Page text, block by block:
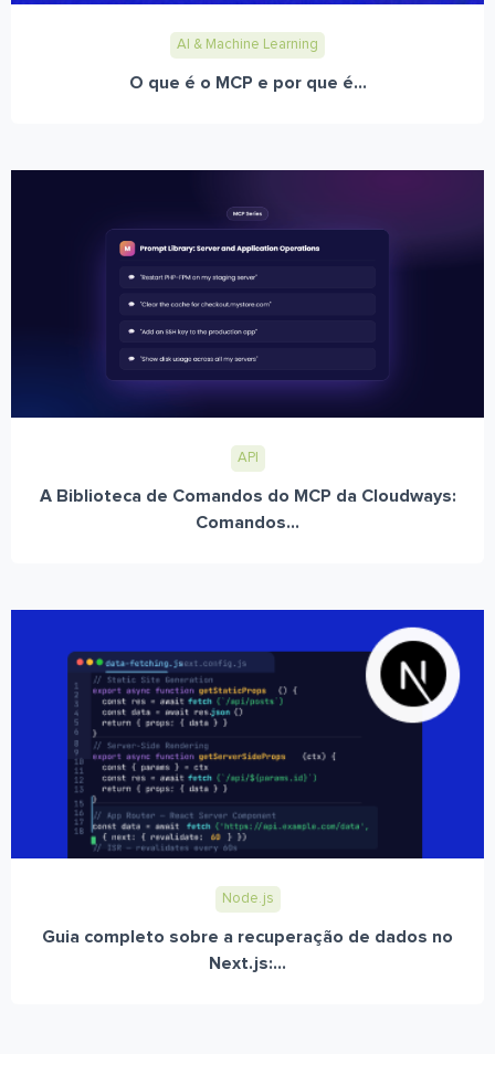
AI & Machine Learning
O que é o MCP e por que é...
API
A Biblioteca de Comandos do MCP da Cloudways:
Comandos...
Node.js
Guia completo sobre a recuperação de dados no
Next.js:...